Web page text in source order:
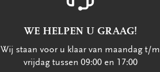
WE HELPEN U GRAAG!
Wij staan voor u klaar van maandag t/m
vrijdag tussen 09:00 en 17:00